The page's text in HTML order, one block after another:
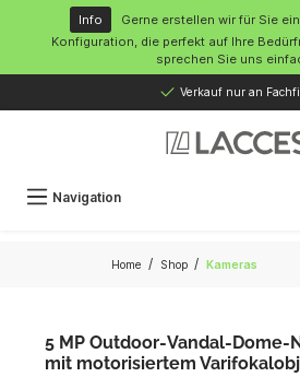
springen
Info
Gerne erstellen wir für Sie
Konfiguration, die perfekt auf Ihre
sprechen Sie uns
Verkauf nur an
Navigation
Home / Shop / Kameras
5 MP Outdoor-Vandal-Dome-
mit motorisiertem